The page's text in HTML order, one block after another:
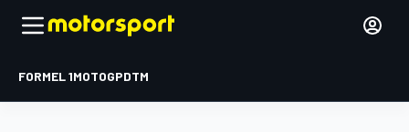
FORMEL 1MOTOGPDTM